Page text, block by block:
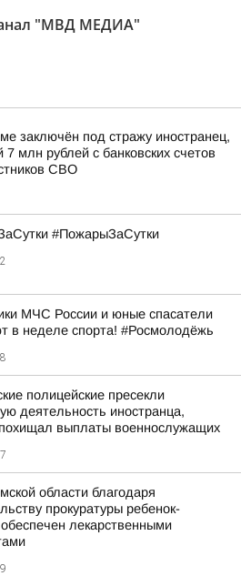
"МВД МЕДИА"
заключён под стражу иностранец,
7 млн рублей с банковских счетов
СВО
#ПожарыЗаСутки
МЧС России и юные спасатели
в неделе спорта! #Росмолодёжь
полицейские пресекли
деятельность иностранца,
выплаты военнослужащих
области благодаря
прокуратуры ребенок-
лекарственными